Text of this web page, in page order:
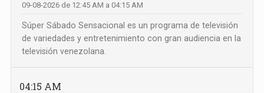
09-08-2026 de 12:45 AM a 04:15 AM
Súper Sábado Sensacional es un programa de televisión
de variedades y entretenimiento con gran audiencia en la
televisión venezolana.
04:15 AM